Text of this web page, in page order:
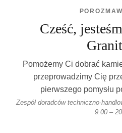
Cześć,
Pomożemy Ci dobrać
przeprowadzimy Cię
pierwszego pomysłu
Zespół doradców techniczno-
9:00 –